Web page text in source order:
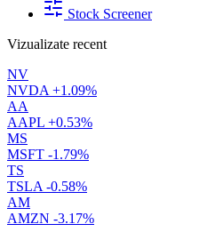
Stock Screener
Vizualizate recent
NV
NVDA +1.09%
AA
AAPL +0.53%
MS
MSFT -1.79%
TS
TSLA -0.58%
AM
AMZN -3.17%